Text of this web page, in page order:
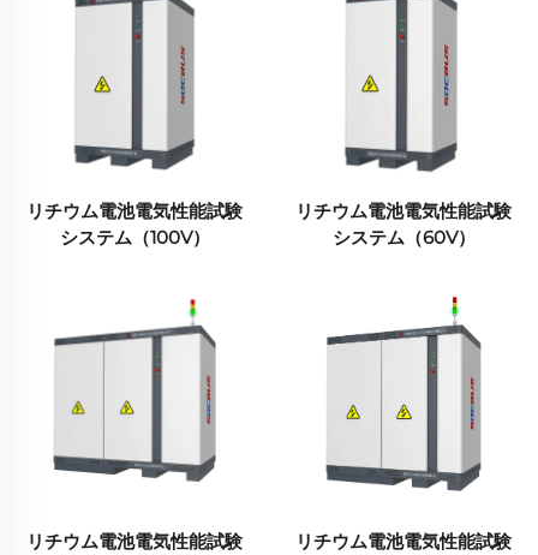
リチウム電池電気性能試験
システム（100V）
リチウム電池電気性能試験
システム（60V）
リチウム電池電気性能試験
リチウム電池電気性能試験